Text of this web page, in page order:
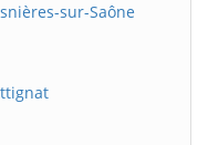
sur-Saône